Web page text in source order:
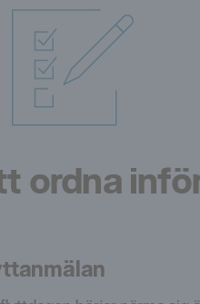
ordna